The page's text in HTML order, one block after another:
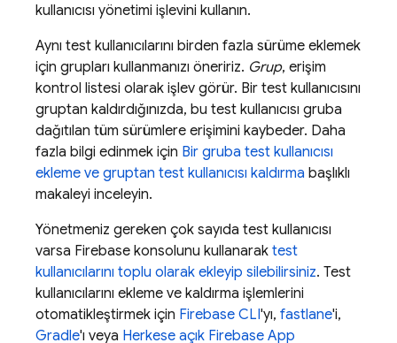
kullanıcısı yönetimi işlevini kullanın.
Aynı test kullanıcılarını birden fazla sürüme eklemek
için grupları kullanmanızı öneririz. Grup, erişim
kontrol listesi olarak işlev görür. Bir test kullanıcısını
gruptan kaldırdığınızda, bu test kullanıcısı gruba
dağıtılan tüm sürümlere erişimini kaybeder. Daha
fazla bilgi edinmek için Bir gruba test kullanıcısı
ekleme ve gruptan test kullanıcısı kaldırma başlıklı
makaleyi inceleyin.
Yönetmeniz gereken çok sayıda test kullanıcısı
varsa Firebase konsolunu kullanarak test
kullanıcılarını toplu olarak ekleyip silebilirsiniz. Test
kullanıcılarını ekleme ve kaldırma işlemlerini
otomatikleştirmek için Firebase CLI'yı, fastlane'i,
Gradle'ı veya Herkese açık Firebase App